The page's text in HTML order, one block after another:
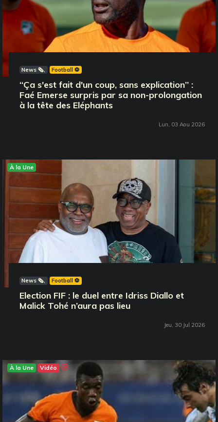
News 🗞️ Football ⚽️
‘‘Ça s'est fait d'un coup, sans explication’’ :
Faé Emerse surpris par sa non-prolongation
à la tête des Eléphants
Lun, 03 Aou 2026
À la Une
News 🗞️ Football ⚽️
Election FIF : le duel entre Idriss Diallo et
Malick Tohé n’aura pas lieu
Jeu, 30 Jul 2026
À la Une Vidéo